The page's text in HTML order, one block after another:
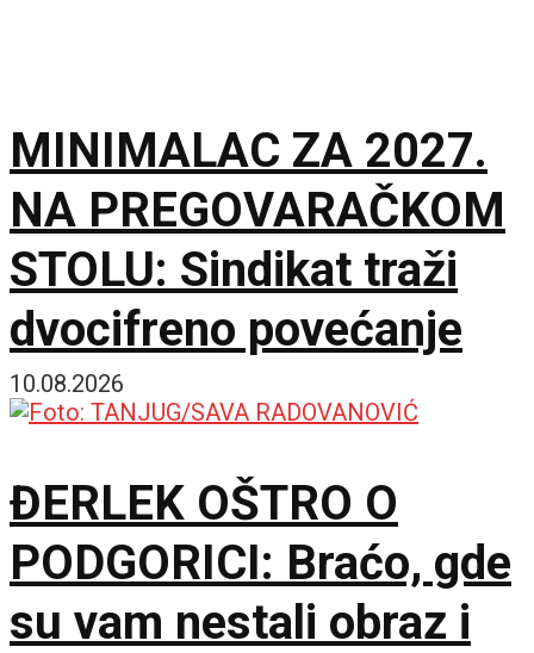
MINIMALAC ZA 2027.
NA PREGOVARAČKOM
STOLU: Sindikat traži
dvocifreno povećanje
10.08.2026
ĐERLEK OŠTRO O
PODGORICI: Braćo, gde
su vam nestali obraz i